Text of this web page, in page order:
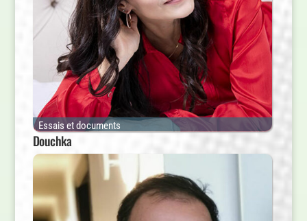
Essais et documents
Douchka